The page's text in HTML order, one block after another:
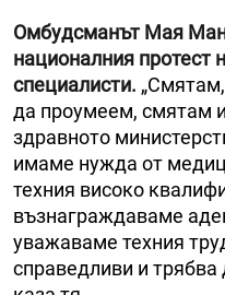
Омбудсманът Мая
националния протест
специалисти.
да проумеем, смятам
здравното
имаме нужда от
техния високо
възнаграждаваме
уважаваме техния
справедливи и трябва